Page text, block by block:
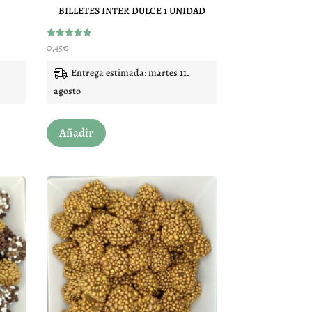
producto
BILLETES INTER DULCE 1 UNIDAD
Valorado
con
de 5
0,45€
Entrega estimada: martes 11.
agosto
Añadir